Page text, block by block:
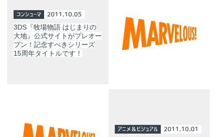
コンシューマ 2011.10.05
3DS『牧場物語 はじまりの
大地』公式サイトがプレオー
プン！記念すべきシリーズ
15周年タイトルです！
アニメ＆ビジュアル 2011.10.01